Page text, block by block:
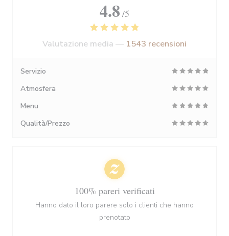
4.8 /5
Valutazione media — 1543 recensioni
Servizio
Atmosfera
Menu
Qualità/Prezzo
100% pareri verificati
Hanno dato il loro parere solo i clienti che hanno
prenotato